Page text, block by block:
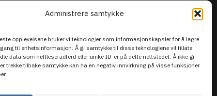
Administrere samtykke
opplevelsene bruker vi teknologier som informasjonskapsler for å lagre
til enhetsinformasjon. Å gi samtykke til disse teknologiene vil tillate
data som nettleseradferd eller unike ID-er på dette nettstedet. Å ikke gi
trekke tilbake samtykke kan ha en negativ innvirkning på visse funksjoner